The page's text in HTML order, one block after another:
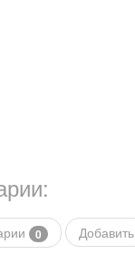
0 Добавить